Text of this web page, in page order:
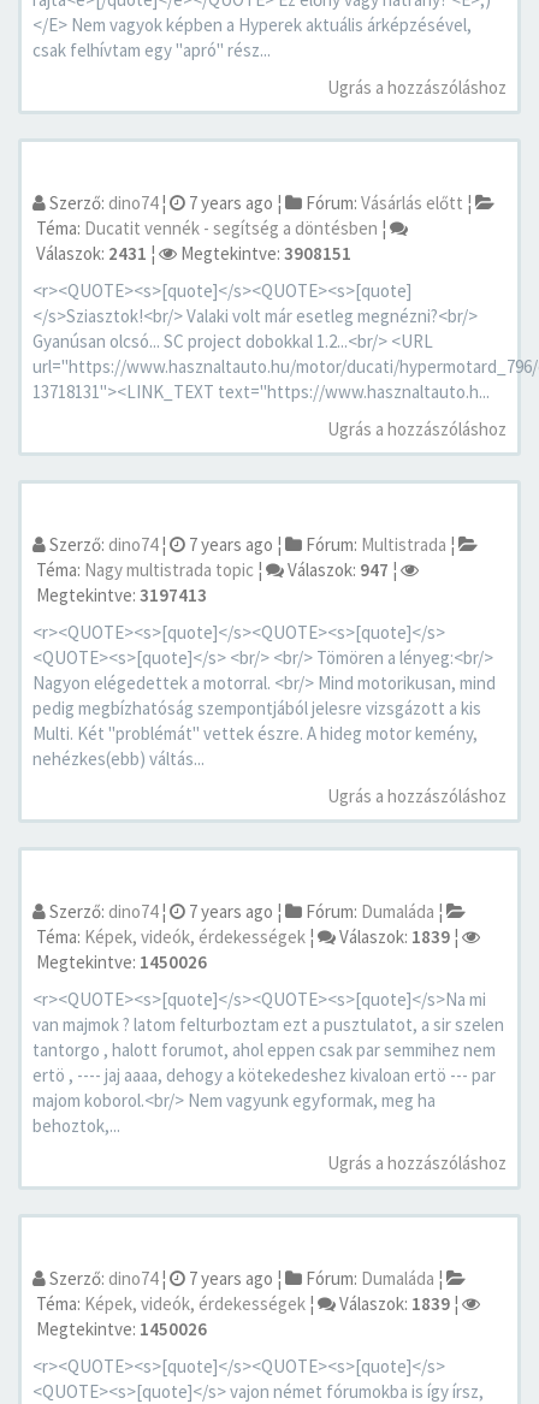
</E> Nem vagyok képben a Hyperek aktuális árképzésével,
csak felhívtam egy "apró" rész...
Ugrás a hozzászóláshoz
Szerző: dino74¦ 7 years ago ¦ Fórum: Vásárlás előtt ¦
Téma: Ducatit vennék - segítség a döntésben ¦
Válaszok: 2431 ¦ Megtekintve: 3908151
<r><QUOTE><s>[quote]</s><QUOTE><s>[quote]
</s>Sziasztok!<br/> Valaki volt már esetleg megnézni?<br/>
Gyanúsan olcsó... SC project dobokkal 1.2...<br/> <URL
url="https://www.hasznaltauto.hu/motor/ducati/
13718131"><LINK_TEXT text="https://www.hasznaltauto.h...
Ugrás a hozzászóláshoz
Szerző: dino74¦ 7 years ago ¦ Fórum: Multistrada ¦
Téma: Nagy multistrada topic ¦ Válaszok: 947 ¦
Megtekintve: 3197413
<r><QUOTE><s>[quote]</s><QUOTE><s>[quote]</s>
<QUOTE><s>[quote]</s> <br/> <br/> Tömören a lényeg:<br/>
Nagyon elégedettek a motorral. <br/> Mind motorikusan, mind
pedig megbízhatóság szempontjából jelesre vizsgázott a kis
Multi. Két "problémát" vettek észre. A hideg motor kemény,
nehézkes(ebb) váltás...
Ugrás a hozzászóláshoz
Szerző: dino74¦ 7 years ago ¦ Fórum: Dumaláda ¦
Téma: Képek, videók, érdekességek ¦ Válaszok: 1839 ¦
Megtekintve: 1450026
<r><QUOTE><s>[quote]</s><QUOTE><s>[quote]</s>Na mi
van majmok ? latom felturboztam ezt a pusztulatot, a sir szelen
tantorgo , halott forumot, ahol eppen csak par semmihez nem
ertö , ---- jaj aaaa, dehogy a kötekedeshez kivaloan ertö --- par
majom koborol.<br/> Nem vagyunk egyformak, meg ha
behoztok,...
Ugrás a hozzászóláshoz
Szerző: dino74¦ 7 years ago ¦ Fórum: Dumaláda ¦
Téma: Képek, videók, érdekességek ¦ Válaszok: 1839 ¦
Megtekintve: 1450026
<r><QUOTE><s>[quote]</s><QUOTE><s>[quote]</s>
<QUOTE><s>[quote]</s> vajon német fórumokba is így írsz,